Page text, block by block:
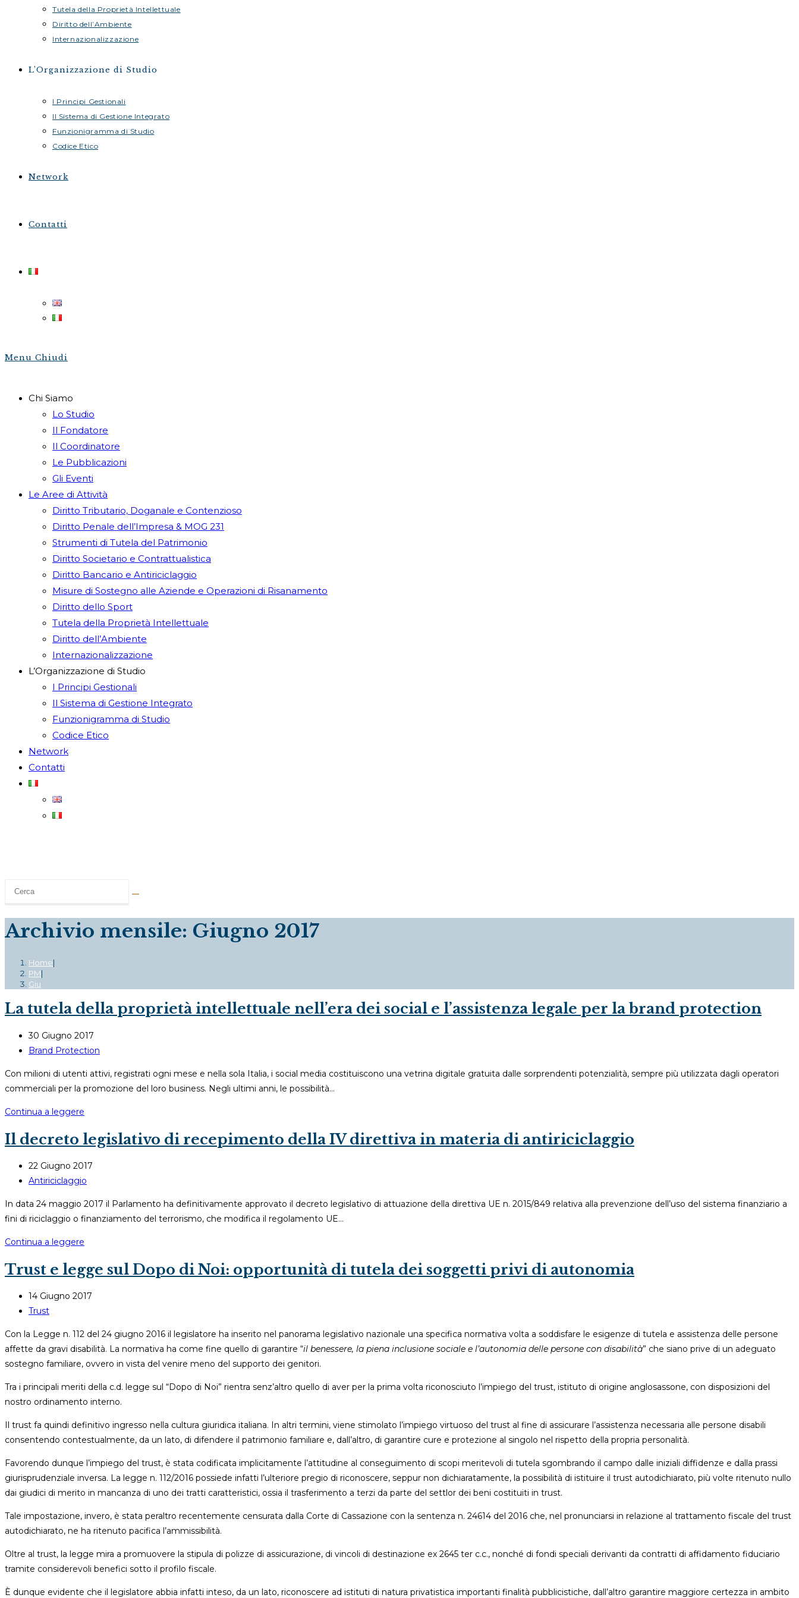
Tutela della Proprietà Intellettuale
Diritto dell’Ambiente
Internazionalizzazione
L’Organizzazione di Studio
I Principi Gestionali
Il Sistema di Gestione Integrato
Funzionigramma di Studio
Codice Etico
Network
Contatti
Menu Chiudi
Chi Siamo
Lo Studio
Il Fondatore
Il Coordinatore
Le Pubblicazioni
Gli Eventi
Le Aree di Attività
Diritto Tributario, Doganale e Contenzioso
Diritto Penale dell’Impresa & MOG 231
Strumenti di Tutela del Patrimonio
Diritto Societario e Contrattualistica
Diritto Bancario e Antiriciclaggio
Misure di Sostegno alle Aziende e Operazioni di Risanamento
Diritto dello Sport
Tutela della Proprietà Intellettuale
Diritto dell’Ambiente
Internazionalizzazione
L’Organizzazione di Studio
I Principi Gestionali
Il Sistema di Gestione Integrato
Funzionigramma di Studio
Codice Etico
Network
Contatti
Archivio mensile: Giugno 2017
Home|
PM|
Giu
La tutela della proprietà intellettuale nell’era dei social e l’assistenza legale per la brand protection
Articolo
pubblicato:
30 Giugno 2017
Categoria
Brand Protection
Con milioni di utenti attivi, registrati ogni mese e nella sola Italia, i social media costituiscono una vetrina digitale gratuita dalle sorprendenti potenzialità, sempre più utilizzata dagli operatori
commerciali per la promozione del loro business. Negli ultimi anni, le possibilità…
Continua a leggere
della
intellettuale
nell’era
dei
social
l’assistenza
per
Il decreto legislativo di recepimento della IV direttiva in materia di antiriciclaggio
Articolo
pubblicato:
22 Giugno 2017
Categoria
Antiriciclaggio
In data 24 maggio 2017 il Parlamento ha definitivamente approvato il decreto legislativo di attuazione della direttiva UE n. 2015/849 relativa alla prevenzione dell’uso del sistema finanziario a
fini di riciclaggio o finanziamento del terrorismo, che modifica il regolamento UE…
Continua a leggere
legislativo
recepimento
IV
direttiva
in
di
antiriciclaggio
Trust e legge sul Dopo di Noi: opportunità di tutela dei soggetti privi di autonomia
Articolo
pubblicato:
14 Giugno 2017
Categoria
Trust
Con la Legge n. 112 del 24 giugno 2016 il legislatore ha inserito nel panorama legislativo nazionale una specifica normativa volta a soddisfare le esigenze di tutela e assistenza delle persone
affette da gravi disabilità. La normativa ha come fine quello di garantire “il benessere, la piena inclusione sociale e l’autonomia delle persone con disabilità” che siano prive di un adeguato
sostegno familiare, ovvero in vista del venire meno del supporto dei genitori.
Tra i principali meriti della c.d. legge sul “Dopo di Noi” rientra senz’altro quello di aver per la prima volta riconosciuto l’impiego del trust, istituto di origine anglosassone, con disposizioni del
nostro ordinamento interno.
Il trust fa quindi definitivo ingresso nella cultura giuridica italiana. In altri termini, viene stimolato l’impiego virtuoso del trust al fine di assicurare l’assistenza necessaria alle persone disabili
consentendo contestualmente, da un lato, di difendere il patrimonio familiare e, dall’altro, di garantire cure e protezione al singolo nel rispetto della propria personalità.
Favorendo dunque l’impiego del trust, è stata codificata implicitamente l’attitudine al conseguimento di scopi meritevoli di tutela sgombrando il campo dalle iniziali diffidenze e dalla prassi
giurisprudenziale inversa. La legge n. 112/2016 possiede infatti l’ulteriore pregio di riconoscere, seppur non dichiaratamente, la possibilità di istituire il trust autodichiarato, più volte ritenuto nullo
dai giudici di merito in mancanza di uno dei tratti caratteristici, ossia il trasferimento a terzi da parte del settlor dei beni costituiti in trust.
Tale impostazione, invero, è stata peraltro recentemente censurata dalla Corte di Cassazione con la sentenza n. 24614 del 2016 che, nel pronunciarsi in relazione al trattamento fiscale del trust
autodichiarato, ne ha ritenuto pacifica l’ammissibilità.
Oltre al trust, la legge mira a promuovere la stipula di polizze di assicurazione, di vincoli di destinazione ex 2645 ter c.c., nonché di fondi speciali derivanti da contratti di affidamento fiduciario
tramite considerevoli benefici sotto il profilo fiscale.
È dunque evidente che il legislatore abbia infatti inteso, da un lato, riconoscere ad istituti di natura privatistica importanti finalità pubblicistiche, dall’altro garantire maggiore certezza in ambito